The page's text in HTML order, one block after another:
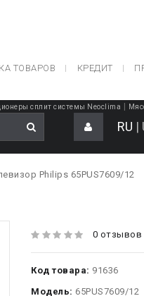
ТОВАРОВ КРЕДИТ
сплит системы Neoclima
RU |
Philips 65PUS7609/12
0 отзывов
Код товара: 91636
Модель: 65PUS7609/12